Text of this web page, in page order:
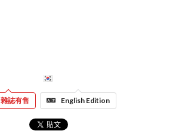
雜誌有售 English Edition